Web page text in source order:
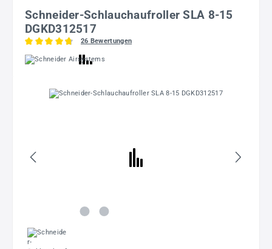
Schneider-Schlauchaufroller SLA 8-15
DGKD312517
Durchschnittliche Bewertung von 4.81 von 5 Sternen
26 Bewertungen
Bildergalerie überspringen